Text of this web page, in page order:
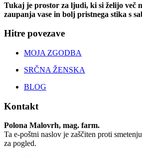
Tukaj je prostor za ljudi, ki si želijo več
zaupanja vase in bolj pristnega stika s
Hitre povezave
MOJA ZGODBA
SRČNA ŽENSKA
BLOG
Kontakt
Polona Malovrh, mag. farm.
Ta e-poštni naslov je zaščiten proti
za pogled.